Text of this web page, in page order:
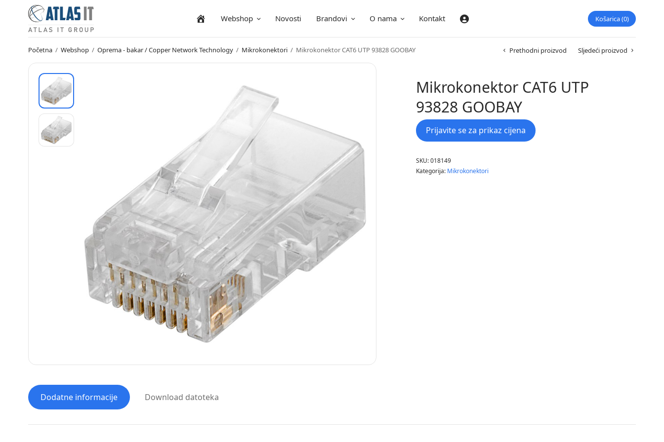
NaslovnicaWebshop Novosti Brandovi O nama Kontakt Prijava Košarica 0
Početna / Webshop / Oprema - bakar / Copper Network Technology / Mikrokonektori / Mikrokonektor CAT6 UTP 93828 GOOBAY Prethodni proizvod Sljedeći proizvod
Mikrokonektor CAT6 UTP
93828 GOOBAY
Prijavite se za prikaz cijena
SKU:018149
Kategorija: Mikrokonektori
Dodatne informacije Download datoteka